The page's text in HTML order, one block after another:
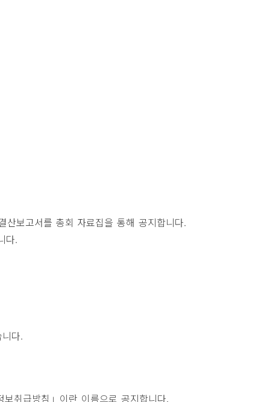
산보고서를 총회 자료집을 통해 공지합니다.
다.
다.
취급방침」이란 이름으로 공지합니다.